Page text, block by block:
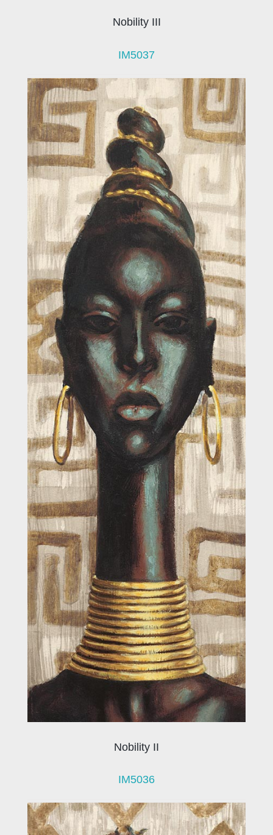
Nobility III
IM5037
Nobility II
IM5036